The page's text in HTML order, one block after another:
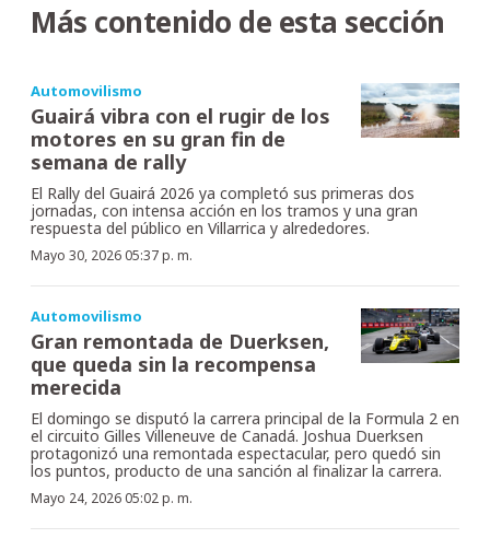
Más contenido de esta sección
Automovilismo
Guairá vibra con el rugir de los
motores en su gran fin de
semana de rally
El Rally del Guairá 2026 ya completó sus primeras dos
jornadas, con intensa acción en los tramos y una gran
respuesta del público en Villarrica y alrededores.
Mayo 30, 2026 05:37 p. m.
Automovilismo
Gran remontada de Duerksen,
que queda sin la recompensa
merecida
El domingo se disputó la carrera principal de la Formula 2 en
el circuito Gilles Villeneuve de Canadá. Joshua Duerksen
protagonizó una remontada espectacular, pero quedó sin
los puntos, producto de una sanción al finalizar la carrera.
Mayo 24, 2026 05:02 p. m.